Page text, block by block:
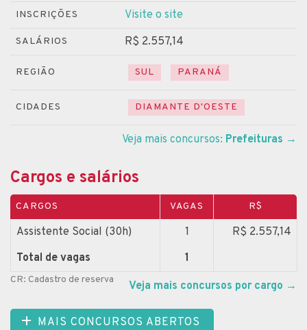
INSCRIÇÕES Visite o site
SALÁRIOS R$ 2.557,14
REGIÃO SUL PARANÁ
CIDADES DIAMANTE D'OESTE
Veja mais concursos: Prefeituras →
Cargos e salários
CARGOS VAGAS R$
Assistente Social (30h) 1
R$ 2.557,14
Total de vagas
1
CR: Cadastro de reserva Veja mais concursos por cargo →
MAIS CONCURSOS ABERTOS